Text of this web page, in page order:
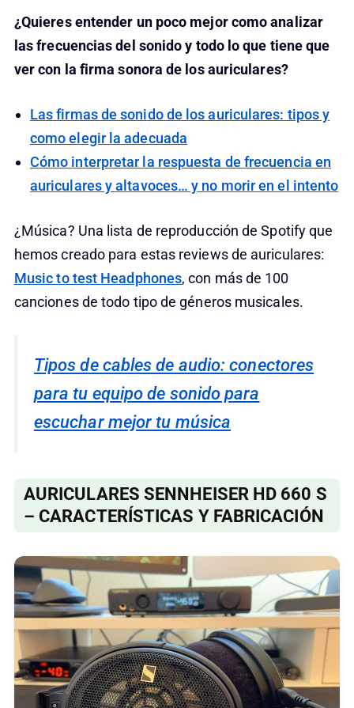
¿Quieres entender un poco mejor como analizar
las frecuencias del sonido y todo lo que tiene que
ver con la firma sonora de los auriculares?
Las firmas de sonido de los auriculares: tipos y
como elegir la adecuada
Cómo interpretar la respuesta de frecuencia en
auriculares y altavoces… y no morir en el intento
¿Música? Una lista de reproducción de Spotify que
hemos creado para estas reviews de auriculares:
Music to test Headphones, con más de 100
canciones de todo tipo de géneros musicales.
Tipos de cables de audio: conectores
para tu equipo de sonido para
escuchar mejor tu música
AURICULARES SENNHEISER HD 660 S
– CARACTERÍSTICAS Y FABRICACIÓN